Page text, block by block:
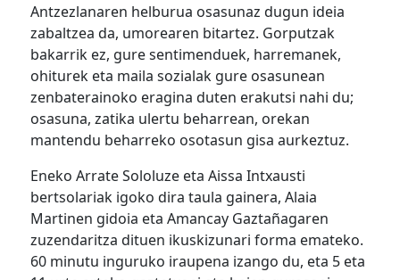
Antzezlanaren helburua osasunaz dugun ideia
zabaltzea da, umorearen bitartez. Gorputzak
bakarrik ez, gure sentimenduek, harremanek,
ohiturek eta maila sozialak gure osasunean
zenbaterainoko eragina duten erakutsi nahi du;
osasuna, zatika ulertu beharrean, orekan
mantendu beharreko osotasun gisa aurkeztuz.
Eneko Arrate Sololuze eta Aissa Intxausti
bertsolariak igoko dira taula gainera, Alaia
Martinen gidoia eta Amancay Gaztañagaren
zuzendaritza dituen ikuskizunari forma emateko.
60 minutu inguruko iraupena izango du, eta 5 eta